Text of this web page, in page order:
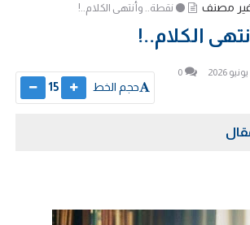
مصنف ⚫️ نقطة.. وأنتهى الكلام..!
الكلام..!
0
حجم الخط 15